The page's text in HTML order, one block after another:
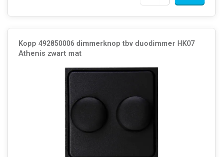
Kopp 492850006 dimmerknop tbv duodimmer HK07
Athenis zwart mat